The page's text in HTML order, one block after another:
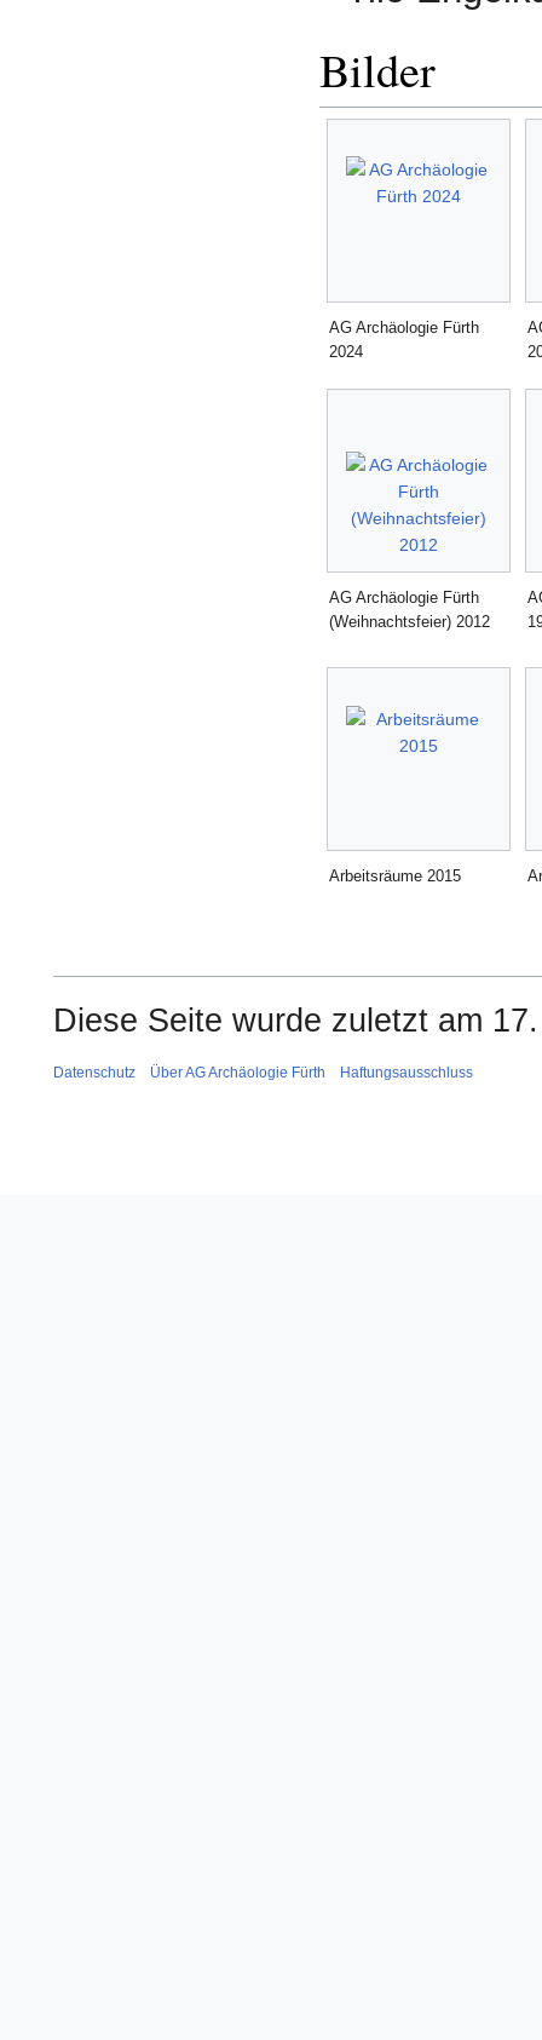
Bilder
AG Archäologie Fürth
2024
AG Archäologie Fürth
(Weihnachtsfeier) 2012
Arbeitsräume 2015
Diese Seite wurde zuletzt am
Datenschutz Über AG Archäologie Fürth Haftungsausschluss